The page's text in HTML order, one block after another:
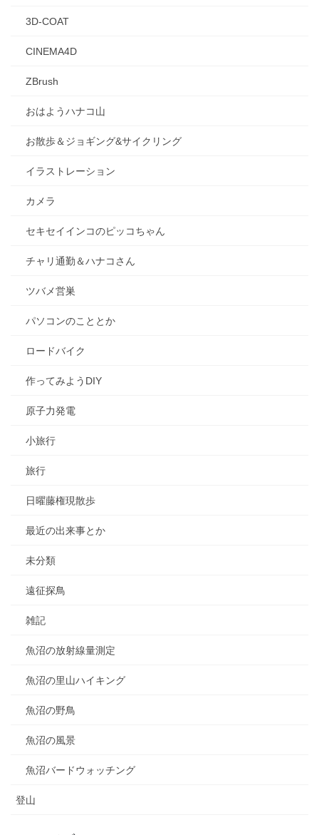
3D-COAT
CINEMA4D
ZBrush
おはようハナコ山
お散歩＆ジョギング&サイクリング
イラストレーション
カメラ
セキセイインコのピッコちゃん
チャリ通勤＆ハナコさん
ツバメ営巣
パソコンのこととか
ロードバイク
作ってみようDIY
原子力発電
小旅行
旅行
日曜藤権現散歩
最近の出来事とか
未分類
遠征探鳥
雑記
魚沼の放射線量測定
魚沼の里山ハイキング
魚沼の野鳥
魚沼の風景
魚沼バードウォッチング
登山